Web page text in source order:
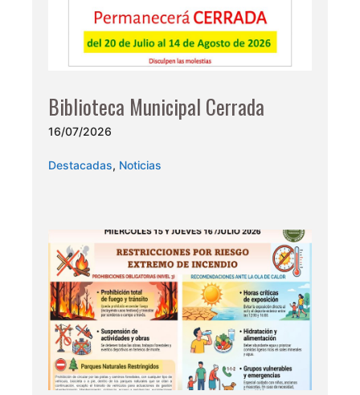
Biblioteca Municipal Cerrada
16/07/2026
Destacadas, Noticias